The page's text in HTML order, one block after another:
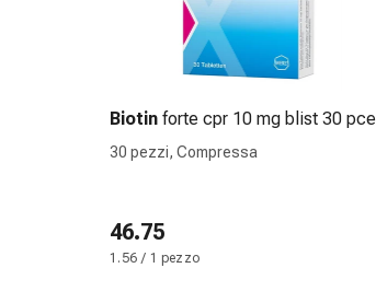
tissutale
Unguento
vescicante
medicali
Occhi
Dolore
all'orecchio
Igiene
Biotin forte cpr 10 mg blist 30 pce
30 pezzi, Compressa
46.75
1.56 / 1 pezzo